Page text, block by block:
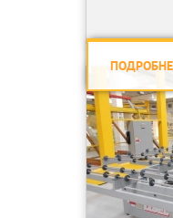
Скорости перемещения
X 140 м/мин
Y 140 м/мин